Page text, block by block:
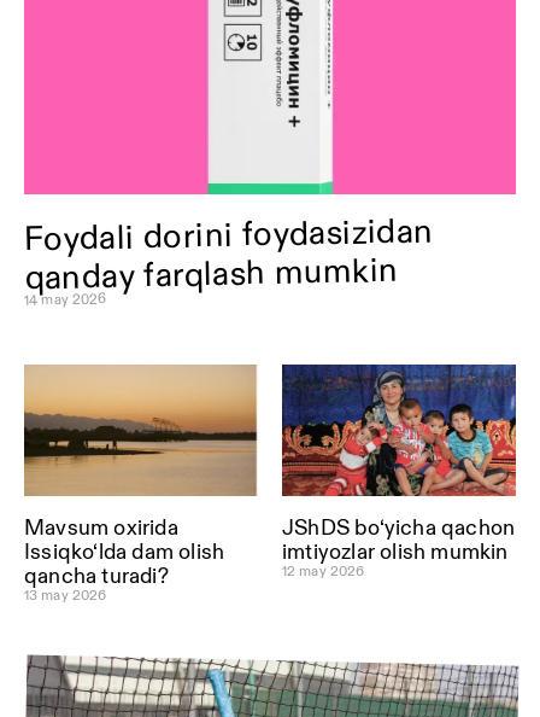
Foydali dorini foydasizidan
qanday farqlash mumkin
14 may 2026
Mavsum oxirida
Issiqko‘lda dam olish
qancha turadi?
13 may 2026
JShDS bo‘yicha qachon
imtiyozlar olish mumkin
12 may 2026